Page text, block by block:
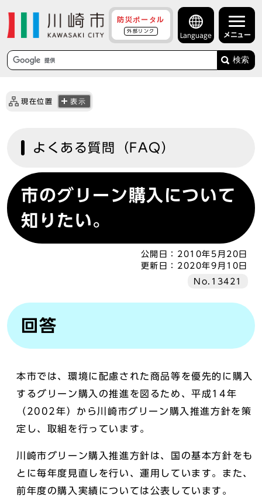
防災ポータル
外部リンク
Language メニュー
検索
現在位置 表示
よくある質問（FAQ）
市のグリーン購入について
知りたい。
公開日： 2010年5月20日
更新日： 2020年9月10日
No.13421
回答
本市では、環境に配慮された商品等を優先的に購入
するグリーン購入の推進を図るため、平成14年
（2002年）から川崎市グリーン購入推進方針を策
定し、取組を行っています。
川崎市グリーン購入推進方針は、国の基本方針をも
とに毎年度見直しを行い、運用しています。また、
前年度の購入実績については公表しています。